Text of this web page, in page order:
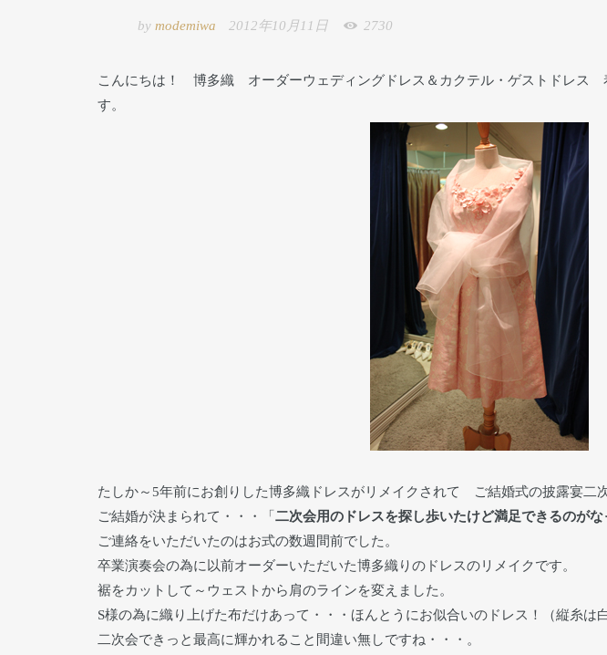
by modemiwa 2012年10月11日 2730
こんにちは！ 博多織 オーダーウェディングドレス＆カクテル・ゲストドレス
す。
たしか～5年前にお創りした博多織ドレスがリメイクされて ご結婚式の披露宴二
ご結婚が決まられて・・・「二次会用のドレスを探し歩いたけど満足できるのが
ご連絡をいただいたのはお式の数週間前でした。
卒業演奏会の為に以前オーダーいただいた博多織りのドレスのリメイクです。
裾をカットして～ウェストから肩のラインを変えました。
S様の為に織り上げた布だけあって・・・ほんとうにお似合いのドレス！（縦糸は
二次会できっと最高に輝かれること間違い無しですね・・・。